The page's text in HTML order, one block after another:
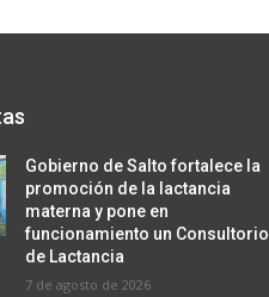
Gobierno de Salto fortalece la
promoción de la lactancia
materna y pone en
funcionamiento un Consultorio
de Lactancia
7 de agosto de 2026